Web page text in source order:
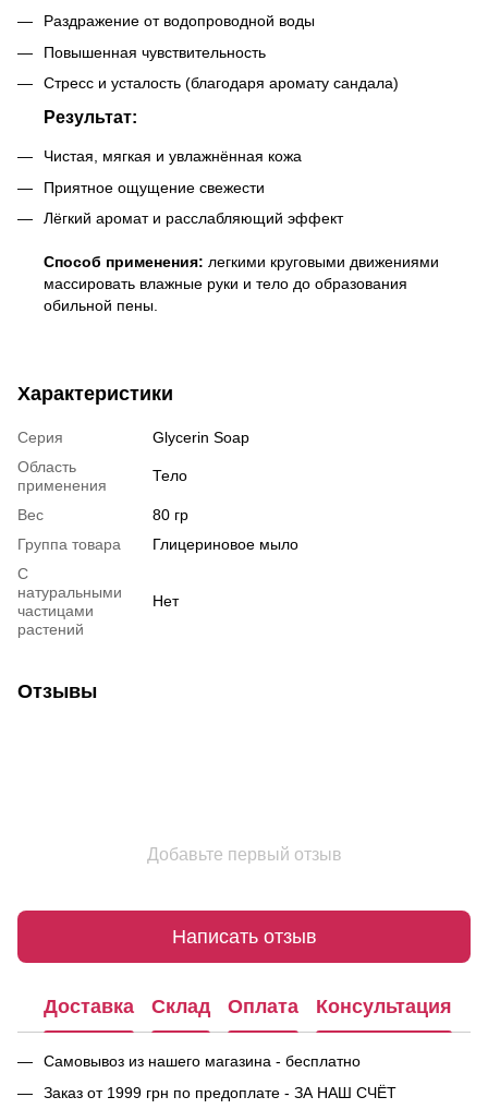
Раздражение от водопроводной воды
Повышенная чувствительность
Стресс и усталость (благодаря аромату сандала)
Результат:
Чистая, мягкая и увлажнённая кожа
Приятное ощущение свежести
Лёгкий аромат и расслабляющий эффект
Способ применения: легкими круговыми движениями
массировать влажные руки и тело до образования
обильной пены.
Характеристики
Серия
Glycerin Soap
Область
применения
Тело
Вес
80 гр
Группа товара
Глицериновое мыло
С
натуральными
частицами
растений
Нет
Отзывы
Добавьте первый отзыв
Написать отзыв
Доставка Склад Оплата Консультация
Самовывоз из нашего магазина - бесплатно
Заказ от 1999 грн по предоплате - ЗА НАШ СЧЁТ